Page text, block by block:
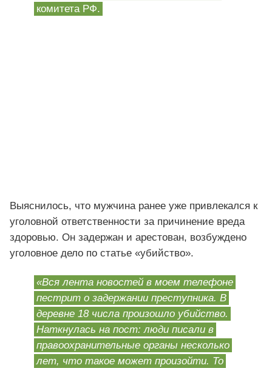
комитета РФ.
Выяснилось, что мужчина ранее уже привлекался к
уголовной ответственности за причинение вреда
здоровью. Он задержан и арестован, возбуждено
уголовное дело по статье «убийство».
«Вся лента новостей в моем телефоне
пестрит о задержании преступника. В
деревне 18 числа произошло убийство.
Наткнулась на пост: люди писали в
правоохранительные органы несколько
лет, что такое может произойти. То